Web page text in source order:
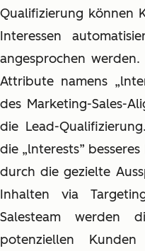
Qualifizierung können
Interessen
angesprochen
Attribute namens
des Marketing-Sales-
die Lead-
die „lnterests”
durch die gezielte
Inhalten via
Salesteam werden
potenziellen